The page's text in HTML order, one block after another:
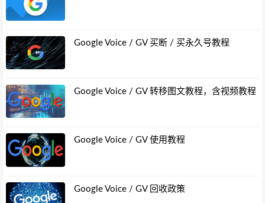
Google Voice / GV 买断 / 买永久号教程
Google Voice / GV 转移图文教程，含视频教程
Google Voice / GV 使用教程
Google Voice / GV 回收政策